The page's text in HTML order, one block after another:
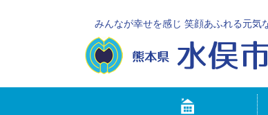
みんなが幸せを感じ 笑顔あふれる元気